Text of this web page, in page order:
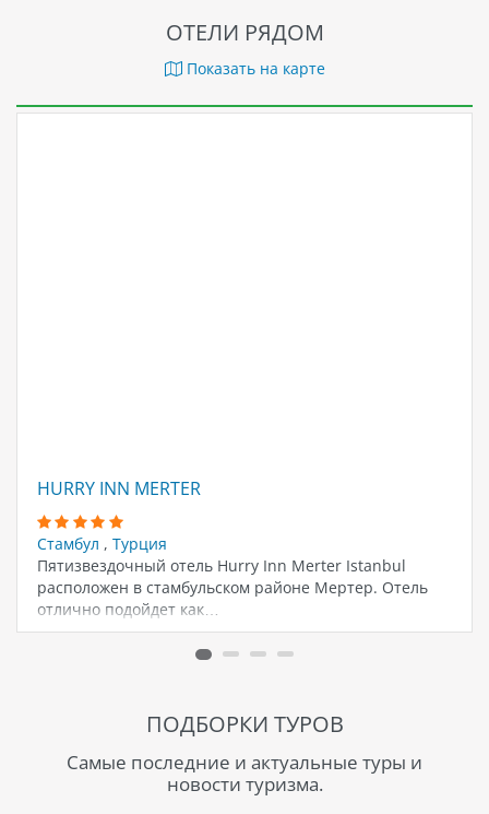
ОТЕЛИ РЯДОМ
Показать на карте
HURRY INN MERTER
Стамбул , Турция
Пятизвездочный отель Hurry Inn Merter Istanbul
расположен в стамбульском районе Мертер. Отель
отлично подойдет как…
ПОДБОРКИ ТУРОВ
Самые последние и актуальные туры и
новости туризма.